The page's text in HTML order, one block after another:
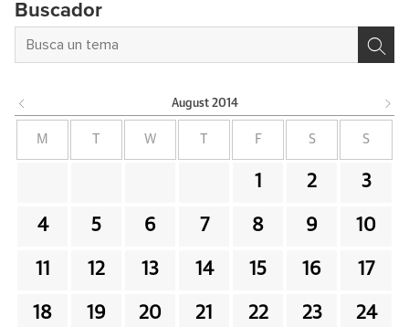
Buscador
August 2014
M W F S S
1 2 3
4 5 6 7 8 9 10
11 12 13 14 15 16 17
18 19 20 21 22 23 24